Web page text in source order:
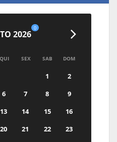
2026
0
QUI SEX SAB DOM
1
2
6 7 8
9
13 14 15
16
20 21 22
23